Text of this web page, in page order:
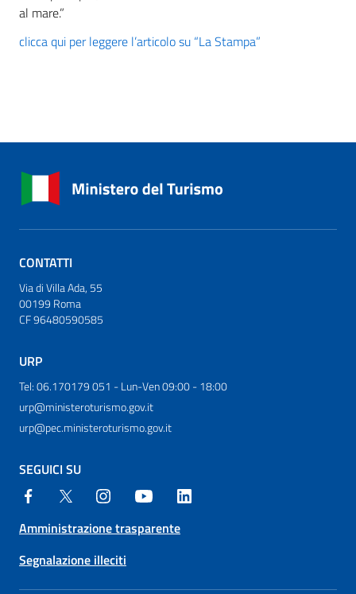
al mare.”
clicca qui per leggere l’articolo su “La Stampa”
CONTATTI
Via di Villa Ada, 55
00199 Roma
CF 96480590585
URP
Tel: 06.170179 051 - Lun-Ven 09:00 - 18:00
urp@ministeroturismo.gov.it
urp@pec.ministeroturismo.gov.it
SEGUICI SU
Amministrazione trasparente
Segnalazione illeciti